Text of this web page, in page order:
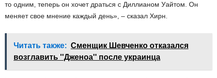
то одним, теперь он хочет драться с Диллианом Уайтом. Он
меняет свое мнение каждый день», – сказал Хирн.
Читать также: Сменщик Шевченко отказался
возглавить ''Дженоа'' после украинца